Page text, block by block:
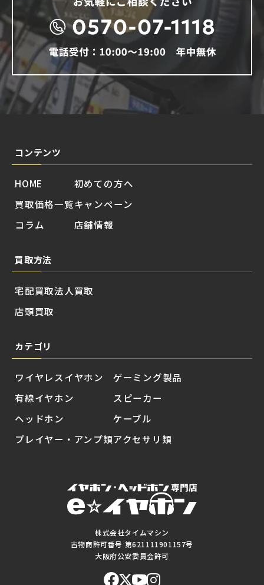
株式会社タイムマシン
古物商許可番号 第621111901157号
大阪府公安委員会許可
コンテンツ
HOME
買取価格一覧
コラム
初めての方へ
キャンペーン
店舗情報
買取方法
宅配買取
店頭買取
法人買取
カテゴリ
ワイヤレスイヤホン
有線イヤホン
ヘッドホン
プレイヤー・アンプ類
ゲーミング製品
スピーカー
ケーブル
アクセサリ類